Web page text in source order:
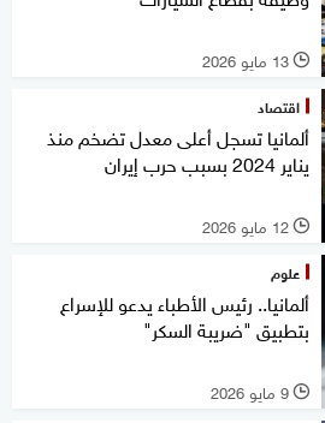
l 13 مايو 2026
اقتصاد
ألمانيا تسجل أعلى معدل تضخم منذ
يناير 2024 بسبب حرب إيران
l 12 مايو 2026
علوم
ألمانيا.. رئيس الأطباء يدعو للإسراع
بتطبيق "ضريبة السكر"
l 9 مايو 2026